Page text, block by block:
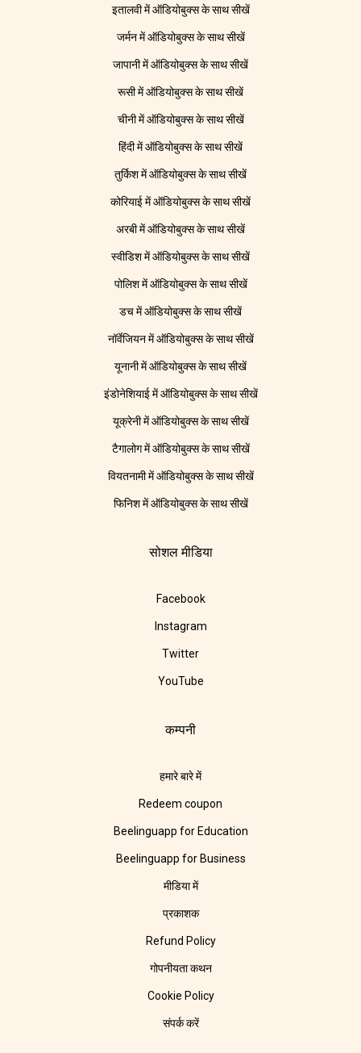
इतालवी में ऑडियोबुक्स के साथ सीखें
जर्मन में ऑडियोबुक्स के साथ सीखें
जापानी में ऑडियोबुक्स के साथ सीखें
रूसी में ऑडियोबुक्स के साथ सीखें
चीनी में ऑडियोबुक्स के साथ सीखें
हिंदी में ऑडियोबुक्स के साथ सीखें
तुर्किश में ऑडियोबुक्स के साथ सीखें
कोरियाई में ऑडियोबुक्स के साथ सीखें
अरबी में ऑडियोबुक्स के साथ सीखें
स्वीडिश में ऑडियोबुक्स के साथ सीखें
पोलिश में ऑडियोबुक्स के साथ सीखें
डच में ऑडियोबुक्स के साथ सीखें
नॉर्वेजियन में ऑडियोबुक्स के साथ सीखें
यूनानी में ऑडियोबुक्स के साथ सीखें
इंडोनेशियाई में ऑडियोबुक्स के साथ सीखें
यूक्रेनी में ऑडियोबुक्स के साथ सीखें
टैगालोग में ऑडियोबुक्स के साथ सीखें
वियतनामी में ऑडियोबुक्स के साथ सीखें
फिनिश में ऑडियोबुक्स के साथ सीखें
सोशल मीडिया
Facebook
Instagram
Twitter
YouTube
कम्पनी
हमारे बारे में
Redeem coupon
Beelinguapp for Education
Beelinguapp for Business
मीडिया में
प्रकाशक
Refund Policy
गोपनीयता कथन
Cookie Policy
संपर्क करें